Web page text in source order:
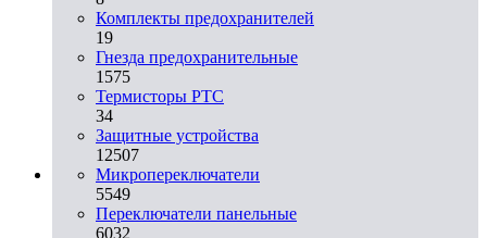
Комплекты предохранителей
19
Гнезда предохранительные
1575
Термисторы PTC
34
Защитные устройства
12507
Микропереключатели
5549
Переключатели панельные
6032